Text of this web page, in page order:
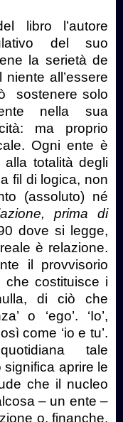
libro l’autore
del suo
la serietà de
all’essere
sostenere solo
nella sua
ma proprio
Ogni ente è
totalità degli
fil di logica, non
(assoluto) né
prima di
dove si legge,
è relazione.
il provvisorio
che costituisce i
di ciò che
o ‘ego’. ‘Io’,
come ‘io e tu’.
tale
aprire le
che il nucleo
– un ente –
o, finanche,